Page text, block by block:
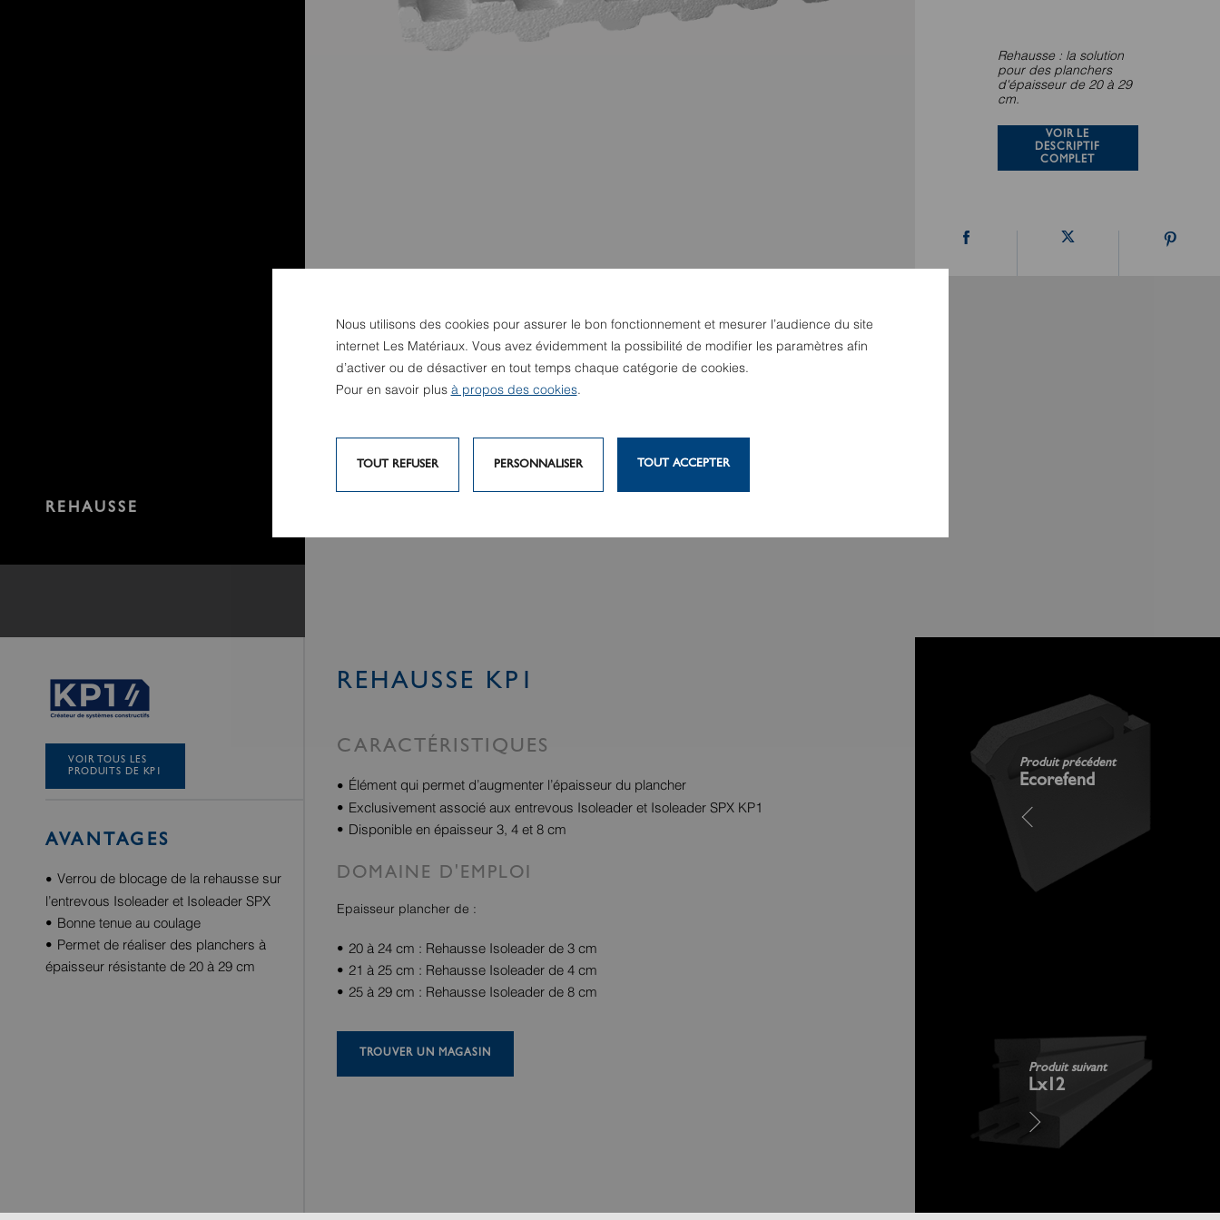
REHAUSSE
Rehausse : la solution
pour des planchers
d'épaisseur de 20 à 29
cm.
VOIR LE
DESCRIPTIF
COMPLET
VOIR TOUS LES
PRODUITS DE KP1
AVANTAGES
Verrou de blocage de la rehausse sur
l’entrevous Isoleader et Isoleader SPX
Bonne tenue au coulage
Permet de réaliser des planchers à
épaisseur résistante de 20 à 29 cm
REHAUSSE KP1
CARACTÉRISTIQUES
Élément qui permet d’augmenter l’épaisseur du plancher
Exclusivement associé aux entrevous Isoleader et Isoleader SPX KP1
Disponible en épaisseur 3, 4 et 8 cm
DOMAINE D'EMPLOI
Epaisseur plancher de :
20 à 24 cm : Rehausse Isoleader de 3 cm
21 à 25 cm : Rehausse Isoleader de 4 cm
25 à 29 cm : Rehausse Isoleader de 8 cm
TROUVER UN MAGASIN
Produit précédent
Ecorefend
Produit suivant
Lx12
Nous utilisons des cookies pour assurer le bon fonctionnement et mesurer l’audience du site
internet Les Matériaux. Vous avez évidemment la possibilité de modifier les paramètres afin
d’activer ou de désactiver en tout temps chaque catégorie de cookies.
Pour en savoir plus à propos des cookies.
TOUT REFUSER PERSONNALISER TOUT ACCEPTER